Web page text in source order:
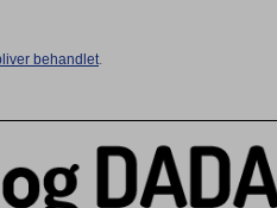
behandlet.